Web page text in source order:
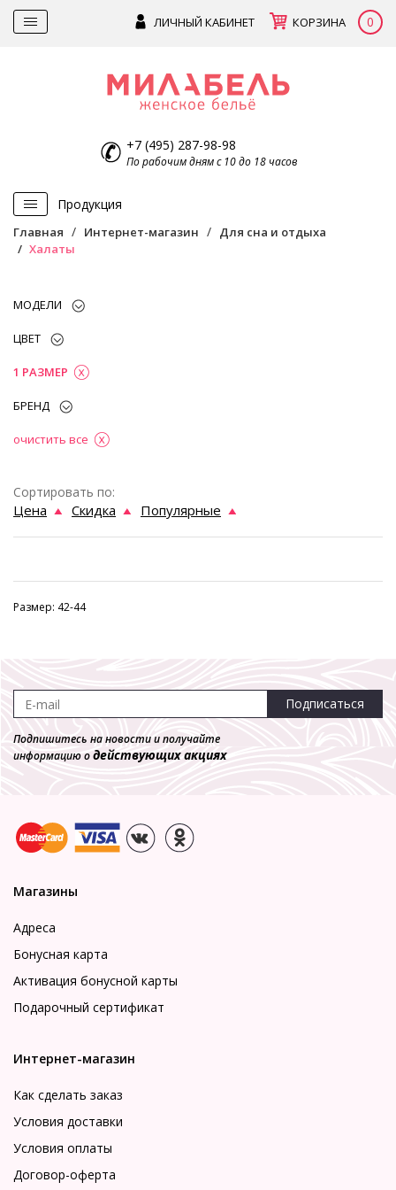
ЛИЧНЫЙ КАБИНЕТ КОРЗИНА 0
+7 (495) 287-98-98
По рабочим дням с 10 до 18 часов
Продукция
Главная Интернет-магазин
Для сна и отдыха
Халаты
МОДЕЛИ
ЦВЕТ
1 РАЗМЕР
БРЕНД
очистить все
Сортировать по:
Цена Скидка Популярные
Размер: 42-44
Подписаться
Подпишитесь на новости и получайте
информацию одействующих акциях
Магазины
Адреса
Бонусная карта
Активация бонусной карты
Подарочный сертификат
Интернет-магазин
Как сделать заказ
Условия доставки
Условия оплаты
Договор-оферта